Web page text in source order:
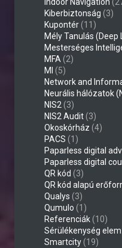
Kiberbiztonság (3)
Kupontér(11)
Mély Tanulás (Deep
Mesterséges
MFA (2)
MI (5)
Network and
Neurális hálózatok
NIS2 (3)
NIS2 Audit(3)
Okoskórház (4)
PACS (1)
Paparless digital
Paparless digital
QR kód (3)
QR kód alapú
Qualys (3)
Qumulo (1)
Referenciák(10)
Sérülékenység
Smartcity(19)